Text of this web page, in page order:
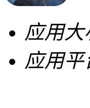
应用大
应用平